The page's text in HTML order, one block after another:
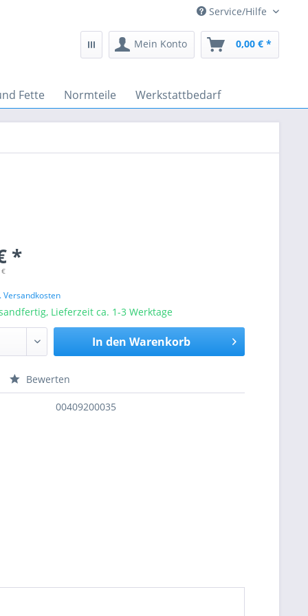
Service/Hilfe
Mein Konto 0,00 € *
Fette Normteile Werkstattbedarf
*
Versandkosten
Lieferzeit ca. 1-3 Werktage
In den Warenkorb
Bewerten
00409200035